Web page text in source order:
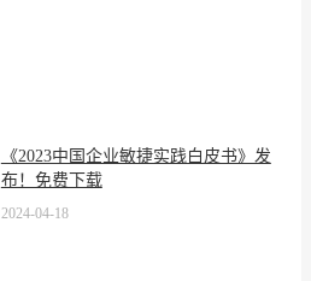
《2023中国企业敏捷实践白皮书》发
布！免费下载
2024-04-18